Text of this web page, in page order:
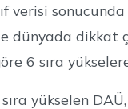
dünyada dikkat
6 sıra
yükselen